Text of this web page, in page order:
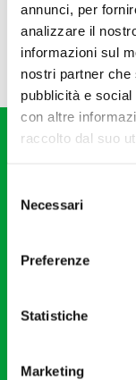
annunci, per
analizzare il
informazioni sul
nostri partner che
pubblicità e
con altre
raccolto dal suo
delNecessari
Preferenze
Statistiche
Marketing
Via S. Giovanni sul
Cod. Fisc.